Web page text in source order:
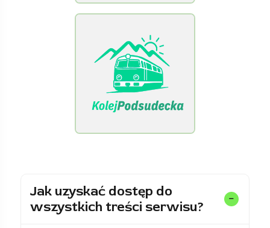
[Raclawice.NET]
Jak uzyskać dostęp do
wszystkich treści serwisu?